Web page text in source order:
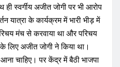
ही स्वर्गीय अजीत जोगी पर भी आरोप
यात्रा के कार्यक्रम में भारी भीड़ में
मंच से करवाया था और परिचय
अजीत जोगी ने किया था।
चाहिए। पर केंद्र में बैठी भाजपा